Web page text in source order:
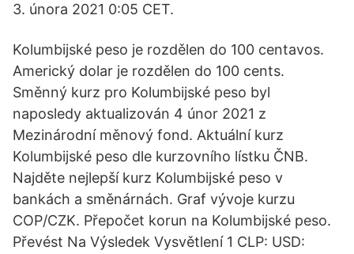
3. února 2021 0:05 CET.
Kolumbijské peso je rozdělen do 100 centavos.
Americký dolar je rozdělen do 100 cents.
Směnný kurz pro Kolumbijské peso byl
naposledy aktualizován 4 únor 2021 z
Mezinárodní měnový fond. Aktuální kurz
Kolumbijské peso dle kurzovního lístku ČNB.
Najděte nejlepší kurz Kolumbijské peso v
bankách a směnárnách. Graf vývoje kurzu
COP/CZK. Přepočet korun na Kolumbijské peso.
Převést Na Výsledek Vysvětlení 1 CLP: USD: